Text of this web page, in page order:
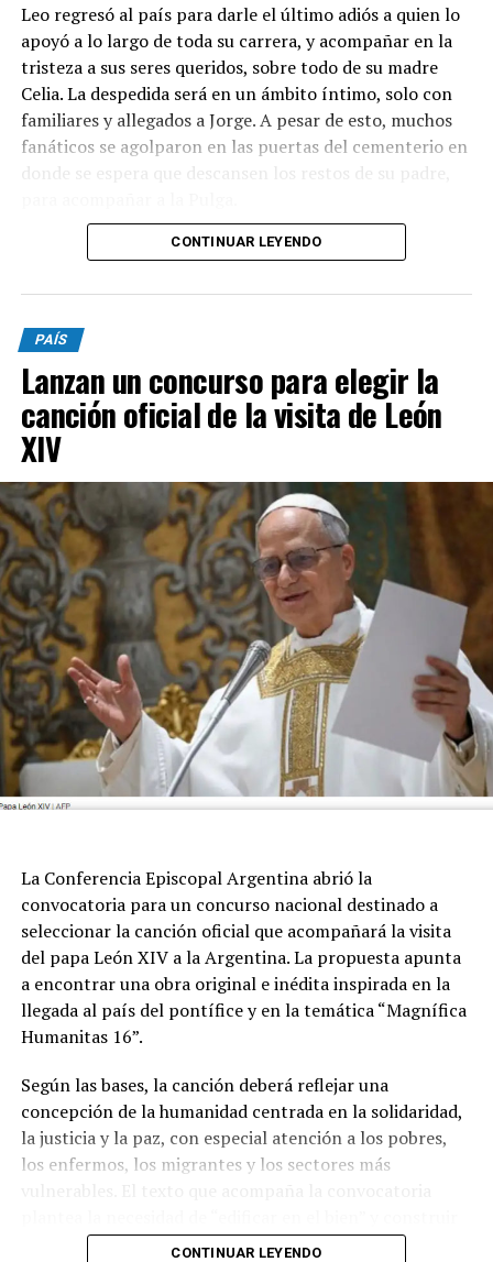
Leo regresó al país para darle el último adiós a quien lo
apoyó a lo largo de toda su carrera, y acompañar en la
tristeza a sus seres queridos, sobre todo de su madre
Celia. La despedida será en un ámbito íntimo, solo con
familiares y allegados a Jorge. A pesar de esto, muchos
fanáticos se agolparon en las puertas del cementerio en
donde se espera que descansen los restos de su padre,
Luego de la ceremonia, Messi emprenderá su regreso a
Esta noche se perfilaba como titular ante Rayados de
Monterrey, por la fase de grupos de la Leagues Cup,
pero fue desafectado.
Desde las primeras horas de la mañana, el capitán de la
Selección y su familia recibieron innumerables muestras
de cariño de todo el fútbol mundial: mensajes de
Barcelona, Real Madrid, y también de Rosario Central y
Newell’s. La pérdida de su padre, hombre clave en su
trayectoria, aunque siempre de perfil bajísimo, atravesó
a todo el ambiente de la pelota.
CONTINUAR LEYENDO
PAÍS
Lanzan un concurso para elegir la
canción oficial de la visita de León
XIV
La Conferencia Episcopal Argentina abrió la
convocatoria para un concurso nacional destinado a
seleccionar la canción oficial que acompañará la visita
del papa León XIV a la Argentina. La propuesta apunta
a encontrar una obra original e inédita inspirada en la
llegada al país del pontífice y en la temática “Magnífica
Humanitas 16”.
Según las bases, la canción deberá reflejar una
concepción de la humanidad centrada en la solidaridad,
la justicia y la paz, con especial atención a los pobres,
los enfermos, los migrantes y los sectores más
una sociedad donde el ser humano ocupe un lugar
CONTINUAR LEYENDO